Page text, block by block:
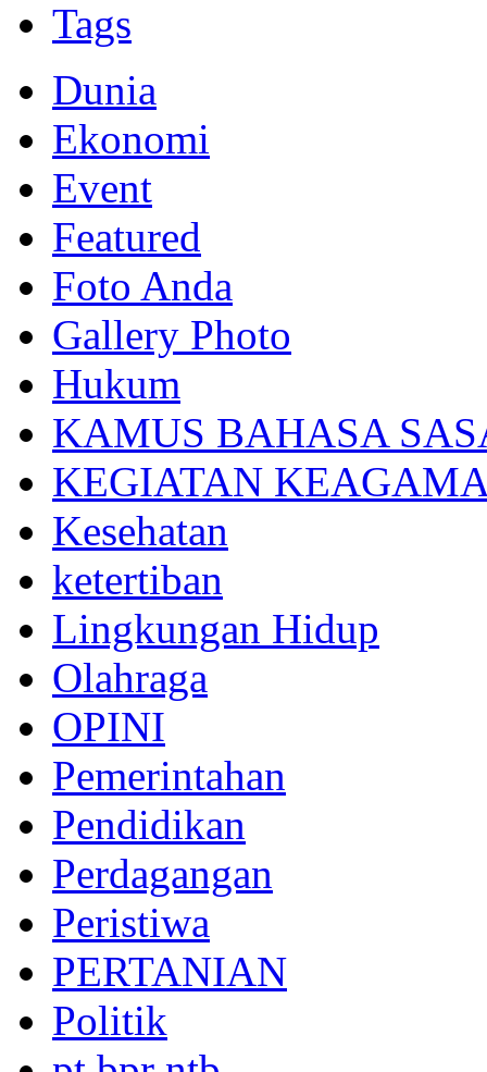
Tags
Dunia
Ekonomi
Event
Featured
Foto Anda
Gallery Photo
Hukum
KAMUS BAHASA
KEGIATAN
Kesehatan
ketertiban
Lingkungan Hidup
Olahraga
OPINI
Pemerintahan
Pendidikan
Perdagangan
Peristiwa
PERTANIAN
Politik